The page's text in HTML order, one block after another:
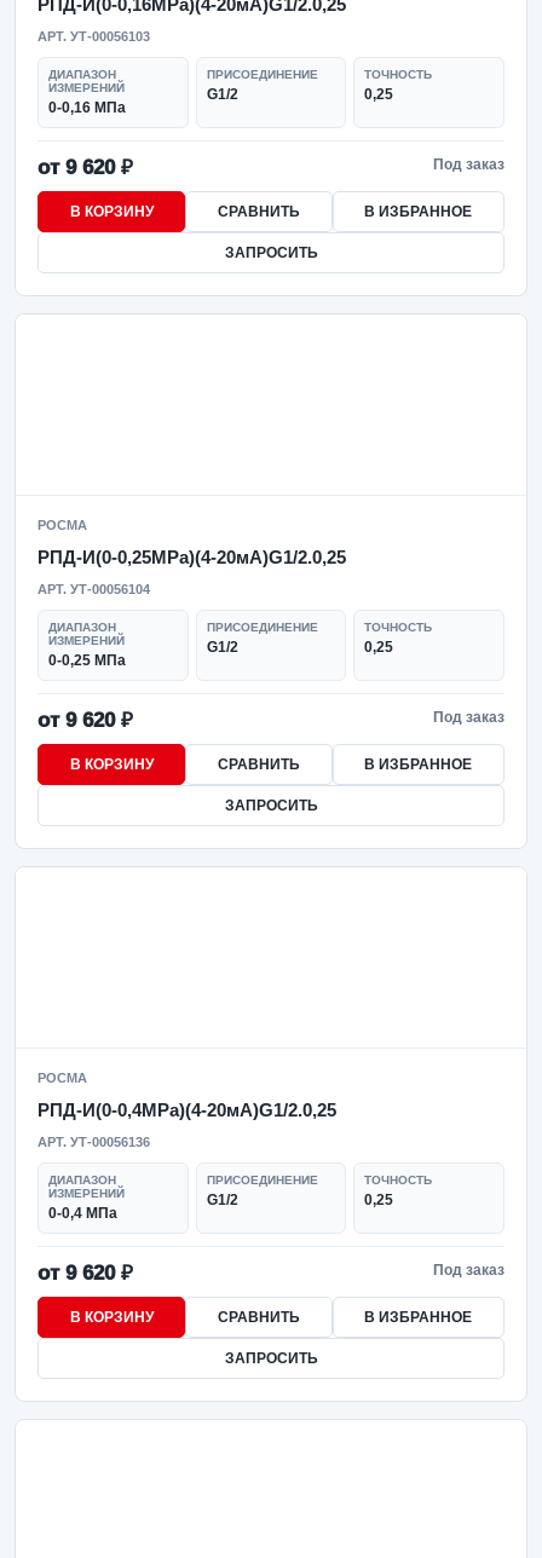
РПД-И(0-0,16MPa)(4-20мА)G1/2.0,25
АРТ. УТ-00056103
ДИАПАЗОН
ИЗМЕРЕНИЙ
0-0,16 МПа
ПРИСОЕДИНЕНИЕ
G1/2
ТОЧНОСТЬ
0,25
от 9 620 ₽ Под заказ
В КОРЗИНУ СРАВНИТЬ В ИЗБРАННОЕ
ЗАПРОСИТЬ
РОСМА
РПД-И(0-0,25MPa)(4-20мА)G1/2.0,25
АРТ. УТ-00056104
ДИАПАЗОН
ИЗМЕРЕНИЙ
0-0,25 МПа
ПРИСОЕДИНЕНИЕ
G1/2
ТОЧНОСТЬ
0,25
от 9 620 ₽ Под заказ
В КОРЗИНУ СРАВНИТЬ В ИЗБРАННОЕ
ЗАПРОСИТЬ
РОСМА
РПД-И(0-0,4MPa)(4-20мА)G1/2.0,25
АРТ. УТ-00056136
ДИАПАЗОН
ИЗМЕРЕНИЙ
0-0,4 МПа
ПРИСОЕДИНЕНИЕ
G1/2
ТОЧНОСТЬ
0,25
от 9 620 ₽ Под заказ
В КОРЗИНУ СРАВНИТЬ В ИЗБРАННОЕ
ЗАПРОСИТЬ